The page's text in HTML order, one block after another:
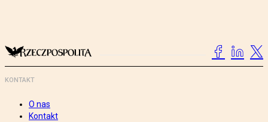
KONTAKT
O nas
Kontakt